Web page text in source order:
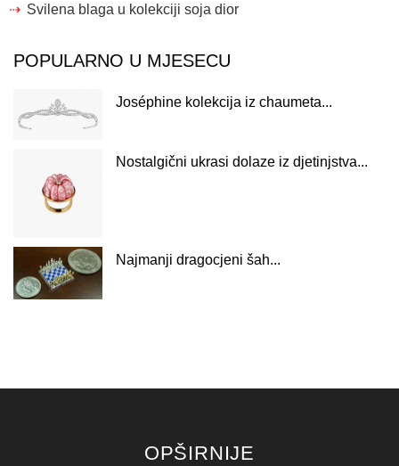
Svilena blaga u kolekciji soja dior
POPULARNO U MJESECU
Joséphine kolekcija iz chaumeta...
Nostalgični ukrasi dolaze iz djetinjstva...
Najmanji dragocjeni šah...
OPŠIRNIJE